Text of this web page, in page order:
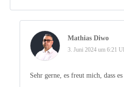
Mathias Diwo
3. Juni 2024 um 6:21
Sehr gerne, es freut mich, dass